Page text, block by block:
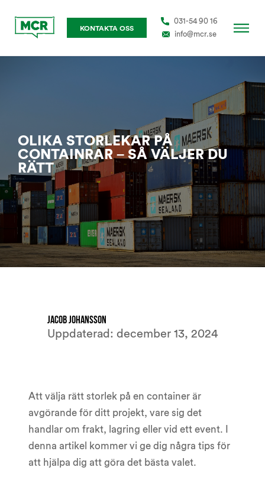
031-54 90 16
info@mcr.se
KONTAKTA OSS
OLIKA STORLEKAR PÅ
CONTAINRAR – SÅ VÄLJER DU
RÄTT
Jacob Johansson
Uppdaterad: december 13, 2024
Att välja rätt storlek på en container är
avgörande för ditt projekt, vare sig det
handlar om frakt, lagring eller vid ett event. I
denna artikel kommer vi ge dig några tips för
att hjälpa dig att göra det bästa valet.